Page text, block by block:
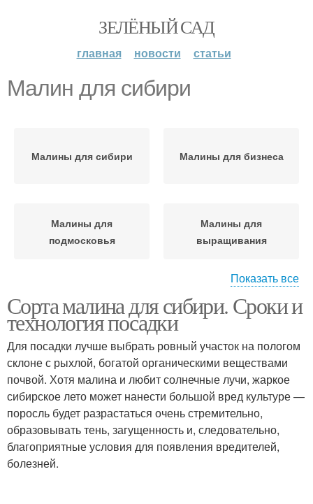
ЗЕЛЁНЫЙ САД
главная новости статьи
Малин для сибири
Малины для сибири Малины для бизнеса
Малины для
подмосковья
Малины для
выращивания
Малины в сибири Выращивания в сибири
Малины для урала Малин в сибири
Атлант в сибири
Показать все
Сорта малина для сибири. Сроки и
технология посадки
Для посадки лучше выбрать ровный участок на пологом
склоне с рыхлой, богатой органическими веществами
почвой. Хотя малина и любит солнечные лучи, жаркое
сибирское лето может нанести большой вред культуре —
поросль будет разрастаться очень стремительно,
образовывать тень, загущенность и, следовательно,
благоприятные условия для появления вредителей,
болезней.